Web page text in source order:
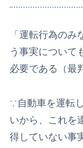
「運転行為の
う事実について
必要である（最
∵自動車を運転
いから、これを
得していない事